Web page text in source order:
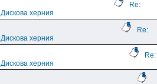
Re:
Дискова херния
Re:
Дискова херния
Re:
Дискова херния